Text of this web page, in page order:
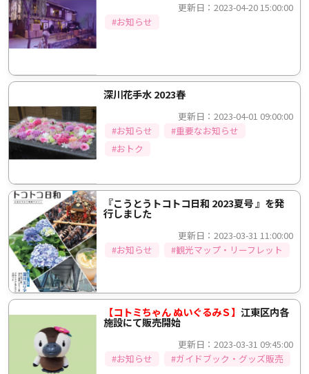
更新日：2023-04-20 15:00:00
#お知らせ
深川花手水 2023春
更新日：2023-04-01 09:00:00
#お知らせ
#重要なお知らせ
#おトク
『こうとうトコトコ日和 2023夏号 』を発
行しました
更新日：2023-03-31 11:00:00
#お知らせ
#観光マップ・リーフレット
【コトミちゃん ぬいぐるみＳ】 江東区内各
施設にて販売開始
更新日：2023-03-31 09:45:00
#お知らせ
#ガイドブック・グッズ販売